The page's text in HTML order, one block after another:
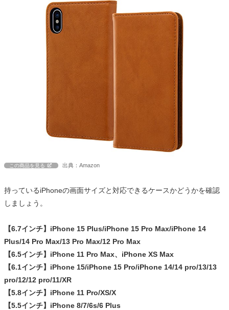
この商品を見る 出典：Amazon
持っているiPhoneの画面サイズと対応できるケースかどうかを確認
しましょう。
【6.7インチ】iPhone 15 Plus/iPhone 15 Pro Max/iPhone 14
Plus/14 Pro Max/13 Pro Max/12 Pro Max
【6.5インチ】iPhone 11 Pro Max、iPhone XS Max
【6.1インチ】iPhone 15/iPhone 15 Pro/iPhone 14/14 pro/13/13
pro/12/12 pro/11/XR
【5.8インチ】iPhone 11 Pro/XS/X
【5.5インチ】iPhone 8/7/6s/6 Plus